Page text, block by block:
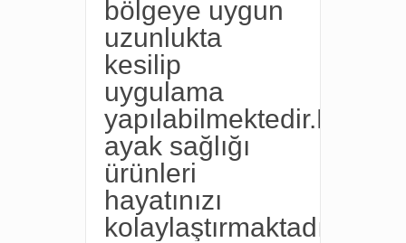
bölgeye uygun
uzunlukta
kesilip
uygulama
ayak sağlığı
ürünleri
hayatınızı
kolaylaştırmaktadır.